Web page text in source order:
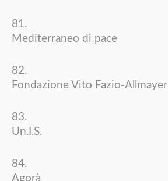
Mediterraneo di pace
Fondazione Vito Fazio-Allmayer
Un.I.S.
Agorà